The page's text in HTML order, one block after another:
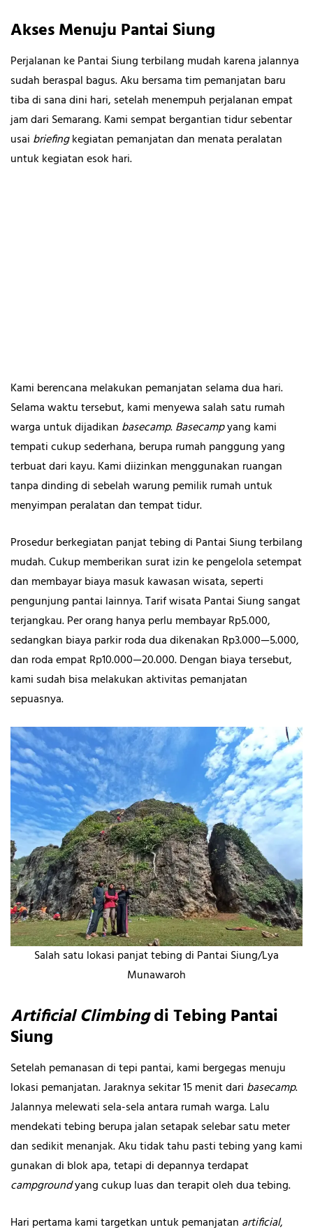
Akses Menuju Pantai Siung
Perjalanan ke Pantai Siung terbilang mudah karena jalannya
sudah beraspal bagus. Aku bersama tim pemanjatan baru
tiba di sana dini hari, setelah menempuh perjalanan empat
jam dari Semarang. Kami sempat bergantian tidur sebentar
usai briefingkegiatan pemanjatandan menata peralatan
untuk kegiatan esok hari.
Kami berencana melakukan pemanjatan selama dua hari.
Selama waktu tersebut, kami menyewa salah satu rumah
warga untuk dijadikan basecamp.Basecampyang kami
tempati cukup sederhana, berupa rumah panggung yang
terbuat dari kayu. Kami diizinkan menggunakan ruangan
tanpa dinding di sebelah warung pemilik rumah untuk
menyimpan peralatan dan tempat tidur.
Prosedur berkegiatan panjat tebing di Pantai Siung terbilang
mudah. Cukup memberikan surat izin ke pengelola setempat
dan membayar biaya masuk kawasan wisata, seperti
pengunjung pantai lainnya. Tarif wisata Pantai Siung sangat
terjangkau. Per orang hanya perlu membayar Rp5.000,
sedangkan biaya parkir roda dua dikenakan Rp3.000—5.000,
dan roda empat Rp10.000—20.000. Dengan biaya tersebut,
kami sudah bisa melakukan aktivitas pemanjatan
sepuasnya.
Salah satu lokasi panjat tebing di Pantai Siung/Lya
Munawaroh
Artificial Climbingdi Tebing Pantai
Siung
Setelah pemanasan di tepi pantai, kami bergegas menuju
lokasi pemanjatan. Jaraknya sekitar 15 menit dari basecamp.
Jalannya melewati sela-sela antara rumah warga. Lalu
mendekati tebing berupa jalan setapak selebar satu meter
dan sedikit menanjak. Aku tidak tahu pasti tebing yang kami
gunakan di blok apa, tetapi di depannya terdapat
campgroundyang cukup luas dan terapit oleh dua tebing.
Hari pertama kami targetkan untuk pemanjatan artificial,